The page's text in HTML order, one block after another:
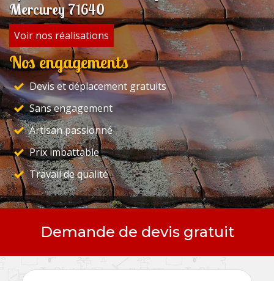
Mercurey 71640
Voir nos réalisations
Nos engagements
Devis et déplacement gratuits
Sans engagement
Artisan passionné
Prix imbattable
Travail de qualité
Demande de devis gratuit